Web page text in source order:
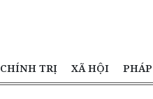
CHÍNH TRỊ XÃ HỘI